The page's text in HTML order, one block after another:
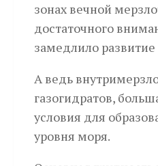
зонах вечной
достаточного
замедлило
А ведь
газогидратов,
условия для
уровня моря.